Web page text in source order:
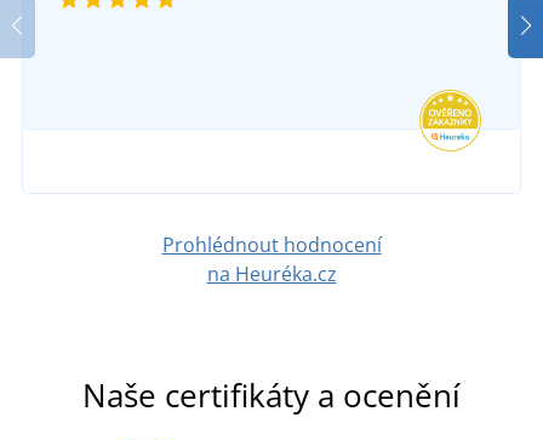
Prohlédnout hodnocení
na Heuréka.cz
Naše certifikáty a ocenění